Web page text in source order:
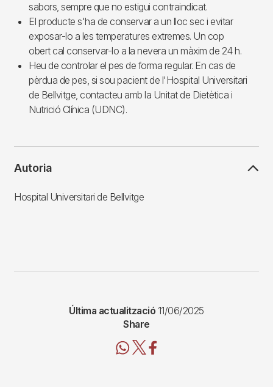
sabors, sempre que no estigui contraindicat.
El producte s'ha de conservar a un lloc sec i evitar
exposar-lo a les temperatures extremes. Un cop
obert cal conservar-lo a la nevera un màxim de 24 h.
Heu de controlar el pes de forma regular. En cas de
pèrdua de pes, si sou pacient de l'Hospital Universitari
de Bellvitge, contacteu amb la Unitat de Dietètica i
Nutrició Clínica (UDNC).
Autoria
Hospital Universitari de Bellvitge
Última actualització 11/06/2025
Share